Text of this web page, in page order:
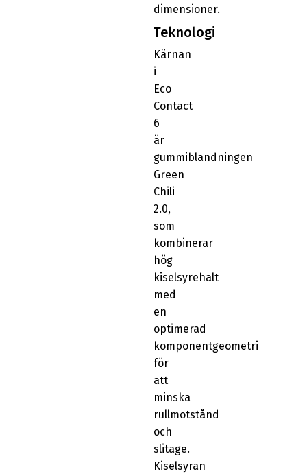
dimensioner.
Teknologi
Kärnan
i
Eco
Contact
6
är
gummiblandningen
Green
Chili
2.0,
som
kombinerar
hög
kiselsyrehalt
med
en
optimerad
komponentgeometri
för
att
minska
rullmotstånd
och
slitage.
Kiselsyran